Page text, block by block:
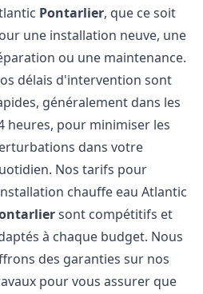
Pontarlier, que ce soit
une installation neuve, une
ou une maintenance.
délais d'intervention sont
généralement dans les
heures, pour minimiser les
dans votre
Nos tarifs pour
chauffe eau Atlantic
sont compétitifs et
à chaque budget. Nous
des garanties sur nos
pour vous assurer que